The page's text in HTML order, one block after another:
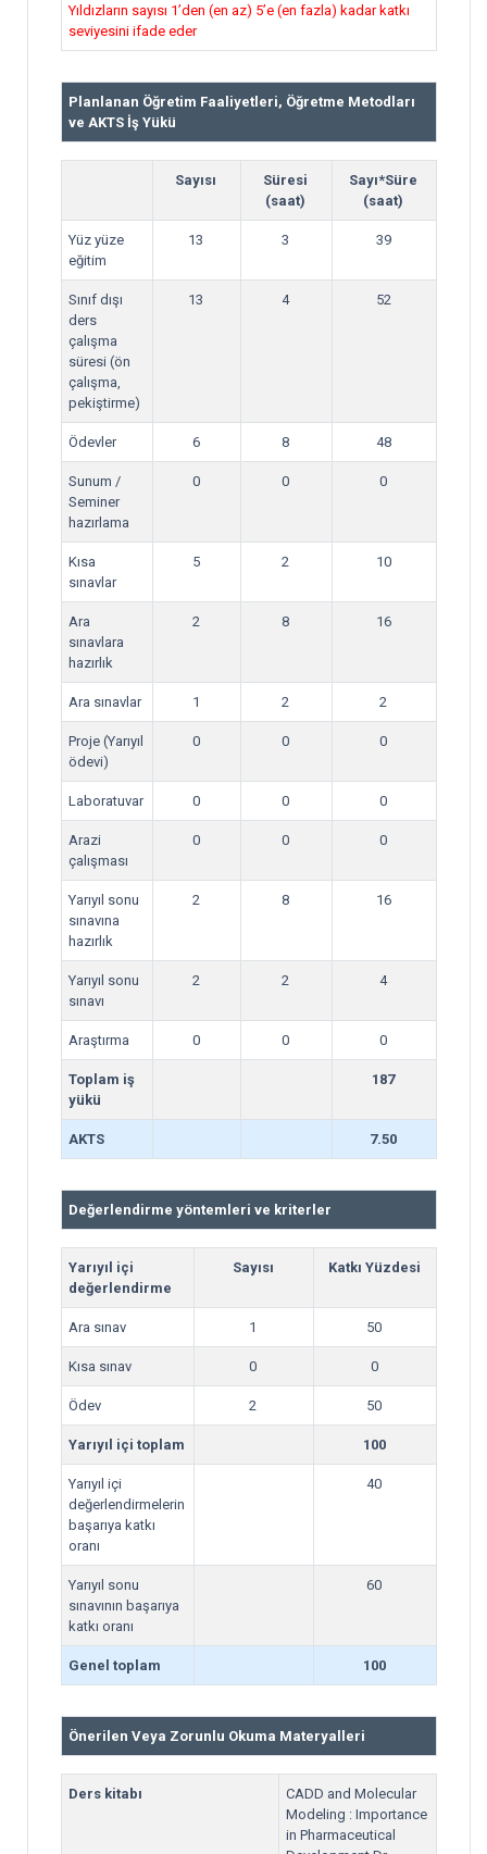
Yıldızların sayısı 1’den (en az) 5’e (en fazla) kadar katkı
seviyesini ifade eder
Planlanan Öğretim Faaliyetleri, Öğretme Metodları
ve AKTS İş Yükü
Sayısı
Süresi
(saat)
Sayı*Süre
(saat)
Yüz yüze
eğitim
13 3 39
Sınıf dışı
ders
çalışma
süresi (ön
çalışma,
pekiştirme)
13 4 52
Ödevler 6 8 48
Sunum /
Seminer
hazırlama
0 0 0
Kısa
sınavlar
5 2 10
Ara
sınavlara
hazırlık
2 8 16
Ara sınavlar 1 2 2
Proje (Yarıyıl
ödevi)
0 0 0
Laboratuvar 0 0 0
Arazi
çalışması
0 0 0
Yarıyıl sonu
sınavına
hazırlık
2 8 16
Yarıyıl sonu
sınavı
2 2 4
Araştırma 0 0 0
Toplam iş
yükü
187
AKTS 7.50
Değerlendirme yöntemleri ve kriterler
Yarıyıl içi
değerlendirme
Sayısı Katkı Yüzdesi
Ara sınav 1 50
Kısa sınav 0 0
Ödev 2 50
Yarıyıl içi toplam 100
Yarıyıl içi
değerlendirmelerin
başarıya katkı
oranı
40
Yarıyıl sonu
sınavının başarıya
katkı oranı
60
Genel toplam 100
Önerilen Veya Zorunlu Okuma Materyalleri
Ders kitabı
CADD and Molecular
Modeling : Importance
in Pharmaceutical